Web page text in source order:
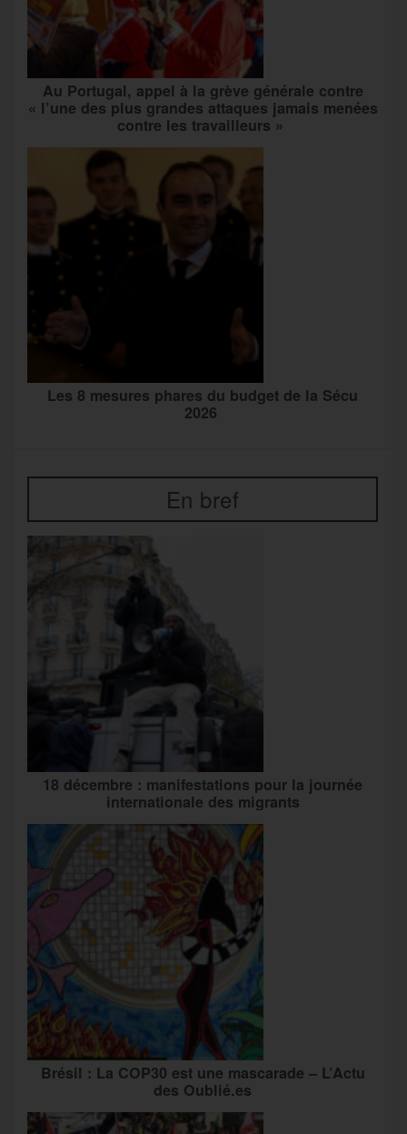
Au Portugal, appel à la grève générale contre
« l’une des plus grandes attaques jamais menées
contre les travailleurs »
Les 8 mesures phares du budget de la Sécu
2026
En bref
18 décembre : manifestations pour la journée
internationale des migrants
Brésil : La COP30 est une mascarade – L’Actu
des Oublié.es